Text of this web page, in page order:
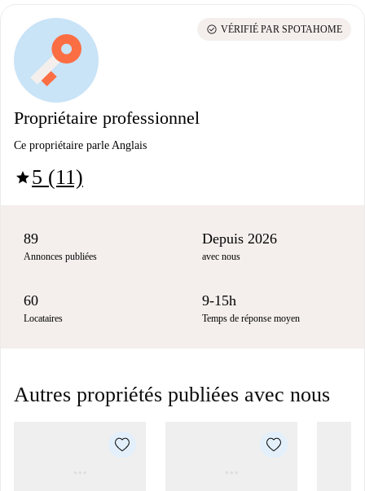
Propriétaire professionnel
Ce propriétaire parle Anglais
star5 (11)
check_circle VÉRIFIÉ PAR SPOTAHOME
89
Annonces publiées
Depuis 2026
avec nous
60
Locataires
9-15h
Temps de réponse moyen
Autres propriétés publiées avec nous